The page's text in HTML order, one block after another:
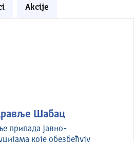
Akcije
Шабац
припада јавно-
које обезбеђују